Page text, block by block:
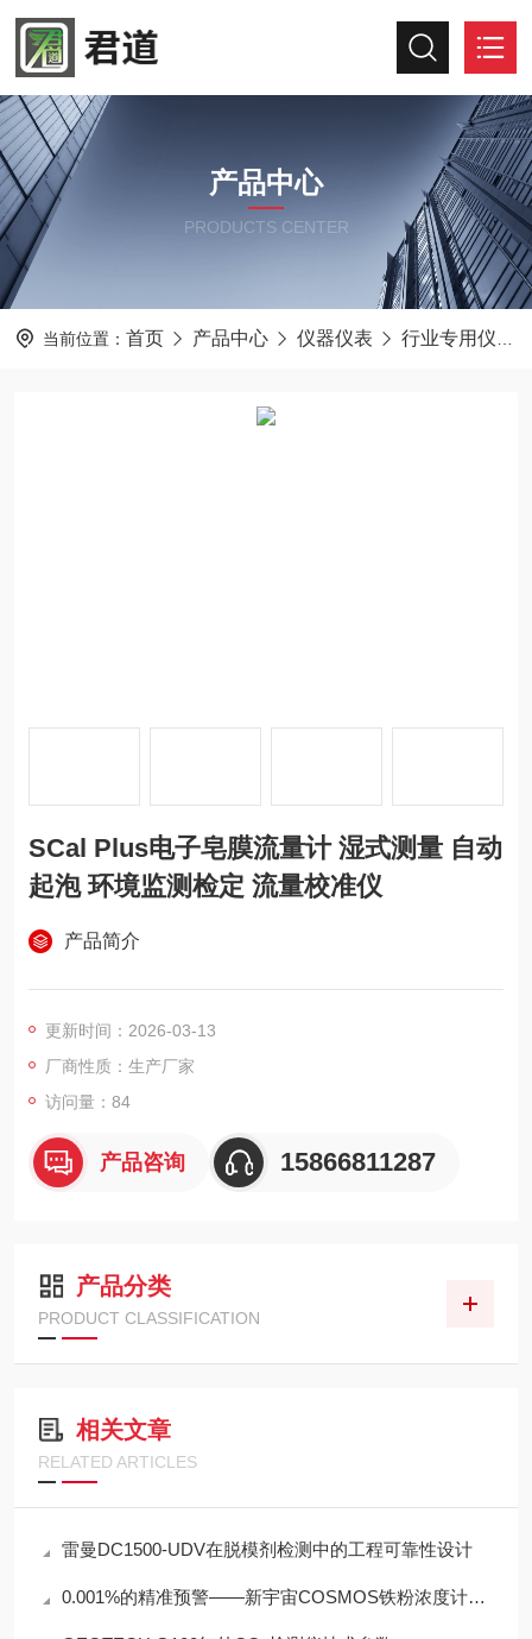
产品中心
PRODUCTS CENTER
当前位置： 首页 产品中心 仪器仪表 行业专用仪器仪表
SCal Plus电子皂膜流量计 湿式测量 自动
起泡 环境监测检定 流量校准仪
产品简介
更新时间：2026-03-13
厂商性质：生产厂家
访问量：84
产品咨询 15866811287
产品分类
PRODUCT CLASSIFICATION
相关文章
RELATED ARTICLES
雷曼DC1500-UDV在脱模剂检测中的工程可靠性设计
0.001%的精准预警——新宇宙COSMOS铁粉浓度计SDM-72守护齿轮箱健康